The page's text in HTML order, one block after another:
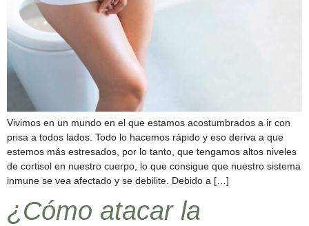
Vivimos en un mundo en el que estamos acostumbrados a ir con
prisa a todos lados. Todo lo hacemos rápido y eso deriva a que
estemos más estresados, por lo tanto, que tengamos altos niveles
de cortisol en nuestro cuerpo, lo que consigue que nuestro sistema
inmune se vea afectado y se debilite. Debido a […]
¿Cómo atacar la